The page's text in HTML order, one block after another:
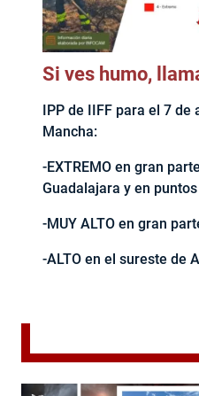
Si ves humo,
IPP de IIFF para el 7
Mancha:
-EXTREMO en gran
Guadalajara y en
-MUY ALTO en gran
-ALTO en el sureste de